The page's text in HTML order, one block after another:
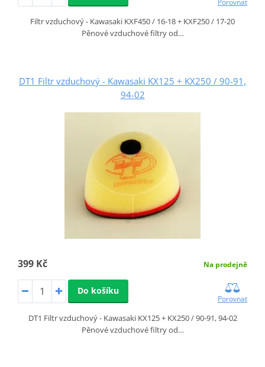
Porovnat
Filtr vzduchový - Kawasaki KXF450 / 16-18 + KXF250 / 17-20
Pěnové vzduchové filtry od…
DT1 Filtr vzduchový - Kawasaki KX125 + KX250 / 90-91,
94-02
399 Kč Na prodejně
Do košíku
Porovnat
DT1 Filtr vzduchový - Kawasaki KX125 + KX250 / 90-91, 94-02
Pěnové vzduchové filtry od…